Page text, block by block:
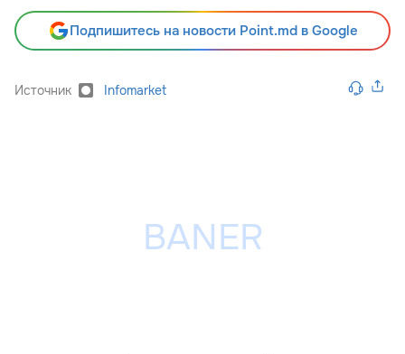
Подпишитесь на новости Point.md в Google
Источник Infomarket